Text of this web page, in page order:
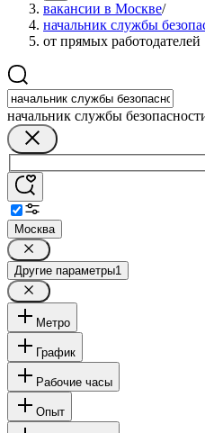
вакансии в Москве/
начальник службы
от прямых работодателей
начальник службы
Москва
Другие параметры1
Метро
График
Рабочие часы
Опыт